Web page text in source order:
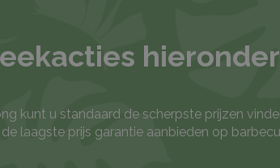
kunt u standaard de scherpste prijzen
laagste prijs garantie aanbieden op